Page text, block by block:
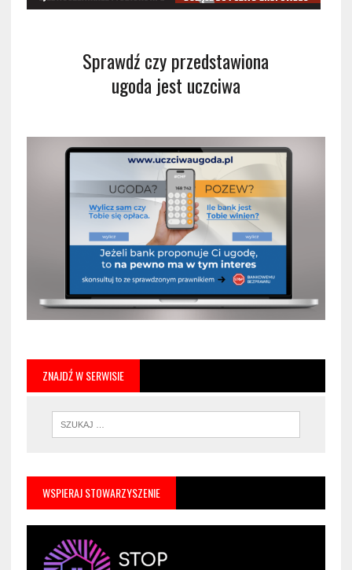
Sprawdź czy przedstawiona
ugoda jest uczciwa
ZNAJDŹ W SERWISIE
WSPIERAJ STOWARZYSZENIE